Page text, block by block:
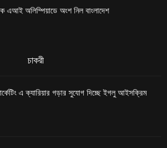
এআই অলিম্পিয়াডে অংশ নিল বাংলাদেশ
চাকরী
এ ক্যারিয়ার গড়ার সুযোগ দিচ্ছে ইগলু আইসক্রিম